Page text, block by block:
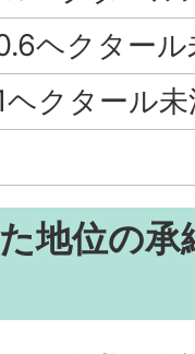
ヘクタール
クタール未
地位の